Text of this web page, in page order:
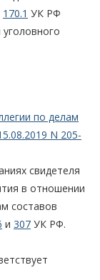
170.1 УК РФ
по делам
N 205-
свидетеля
в отношении
составов
и 307 УК РФ.